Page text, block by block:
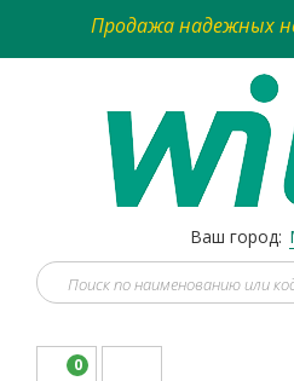
Продажа надежных
Ваш город:
0